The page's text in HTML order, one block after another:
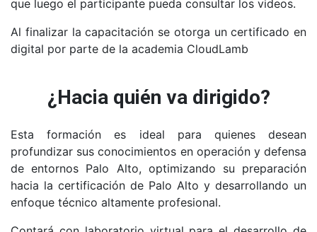
que luego el participante pueda consultar los videos.
Al finalizar la capacitación se otorga un certificado en
digital por parte de la academia CloudLamb
¿Hacia quién va dirigido?
Esta formación es ideal para quienes desean
profundizar sus conocimientos en operación y defensa
de entornos Palo Alto, optimizando su preparación
hacia la certificación de Palo Alto y desarrollando un
enfoque técnico altamente profesional.